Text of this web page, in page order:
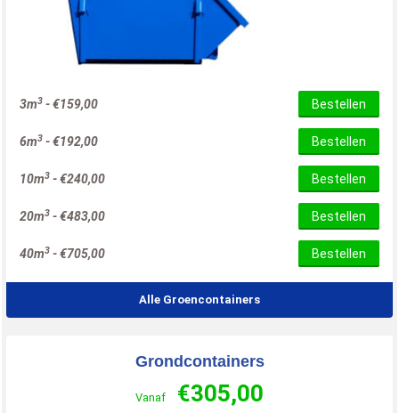
3m3 -€159,00 Bestellen
6m3 -€192,00 Bestellen
10m3 -€240,00 Bestellen
20m3 -€483,00 Bestellen
40m3 -€705,00 Bestellen
Alle Groencontainers
Grondcontainers
Vanaf €305,00